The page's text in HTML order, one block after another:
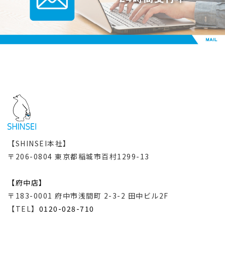
【SHINSEI本社】
〒206-0804 東京都稲城市百村1299-13
【府中店】
〒183-0001 府中市浅間町 2-3-2 田中ビル2F
【TEL】 0120-028-710